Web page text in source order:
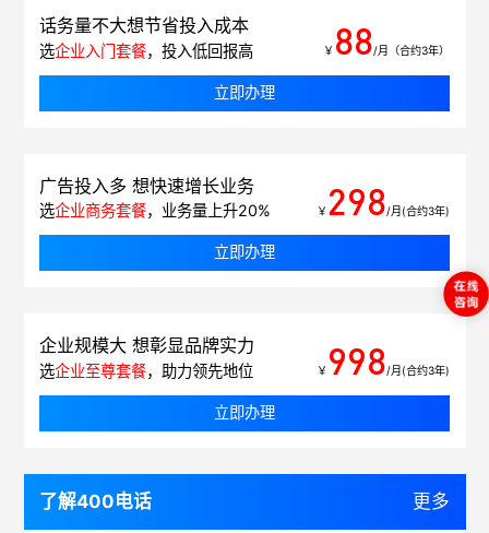
话务量不大想节省投入成本
选企业入门套餐，投入低回报高 ￥ 88/月（合约3年）
立即办理
广告投入多 想快速增长业务
选企业商务套餐，业务量上升20% ￥ 298/月(合约3年)
立即办理
企业规模大 想彰显品牌实力
选企业至尊套餐，助力领先地位 ￥ 998/月(合约3年)
立即办理
了解400电话 更多